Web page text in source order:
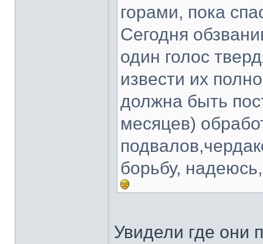
горами, пока
Сегодня
один голос
извести их
должна быть
месяцев)
борьбу,
Увидели где они